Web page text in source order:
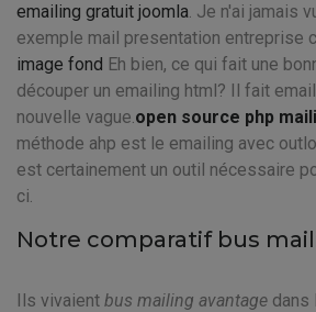
emailing gratuit joomla. Je n'ai jamais
exemple mail presentation entreprise
image fond Eh bien, ce qui fait une
découper un emailing html? Il fait
nouvelle vague.open source php
méthode ahp est le emailing avec
est certainement un outil nécessaire
ci.
Notre comparatif bus
Ils vivaient bus mailing avantage dans